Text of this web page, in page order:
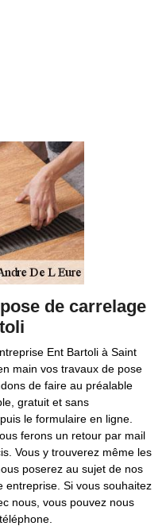
de carrelage
Ent Bartoli à Saint
main vos travaux de pose
de faire au préalable
gratuit et sans
le formulaire en ligne.
ferons un retour par mail
Vous y trouverez même les
poserez au sujet de nos
entreprise. Si vous souhaitez
nous, vous pouvez nous